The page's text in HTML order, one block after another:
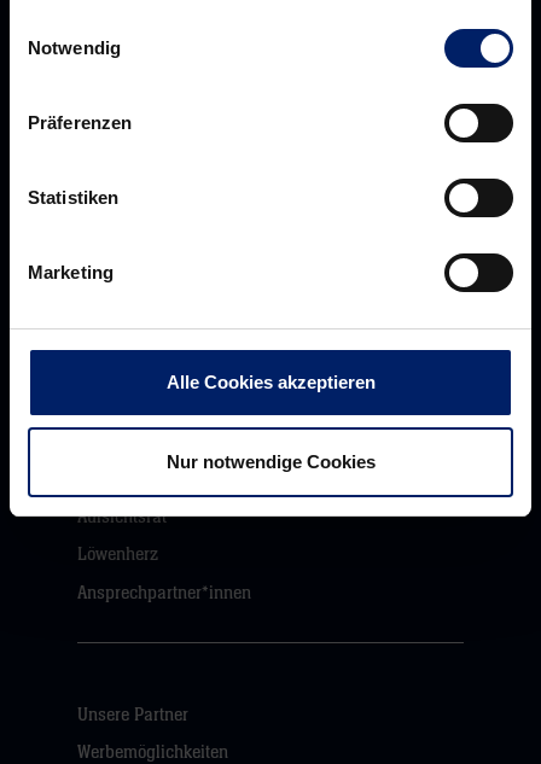
Notwendig
Präferenzen
Statistiken
Marketing
Alle Cookies akzeptieren
Nur notwendige Cookies
Aufsichtsrat
Löwenherz
Ansprechpartner*innen
Unsere Partner
Werbemöglichkeiten